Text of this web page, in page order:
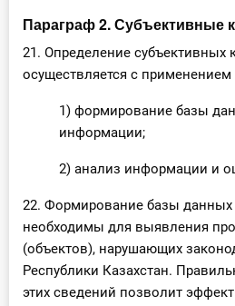
Параграф 2. Субъективные
21. Определение субъективных
осуществляется с
1) формирование базы
информации;
2) анализ информации и
22. Формирование базы
необходимы для выявления
(объектов), нарушающих
Республики Казахстан.
этих сведений позволит